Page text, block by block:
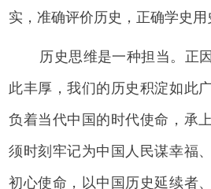
实，准确评价历史，正确学史用
历史思维是一种担当。正
此丰厚，我们的历史积淀如此
负着当代中国的时代使命，承
须时刻牢记为中国人民谋幸福
初心使命，以中国历史延续者